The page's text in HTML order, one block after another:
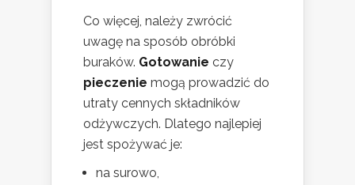
Co więcej, należy zwrócić
uwagę na sposób obróbki
buraków. Gotowanie czy
pieczenie mogą prowadzić do
utraty cennych składników
odżywczych. Dlatego najlepiej
jest spożywać je:
na surowo,